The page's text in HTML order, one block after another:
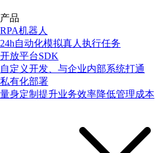
产品
RPA机器人
24h自动化模拟真人执行任务
开放平台SDK
自定义开发、与企业内部系统打通
私有化部署
量身定制提升业务效率降低管理成本